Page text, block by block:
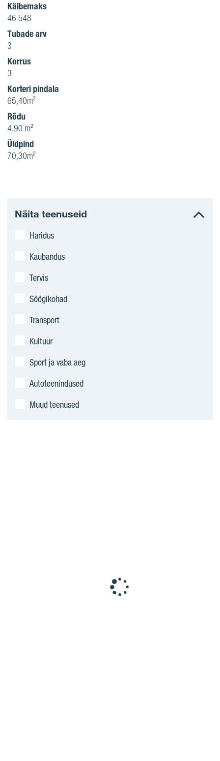
Käibemaks
46 548
Tubade arv
3
Korrus
3
Korteri pindala
65,40m²
Rõdu
4,90 m²
Üldpind
70,30m²
Näita teenuseid
Haridus
Kaubandus
Tervis
Söögikohad
Transport
Kultuur
Sport ja vaba aeg
Autoteenindused
Muud teenused